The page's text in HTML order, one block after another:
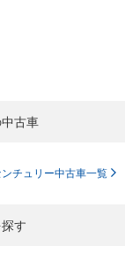
古車
チュリー中古車一覧
す